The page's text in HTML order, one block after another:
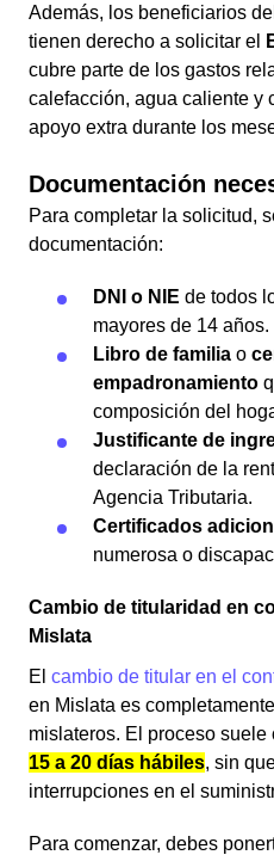
Además, los beneficiarios
tienen derecho a solicitar el
cubre parte de los gastos
calefacción, agua caliente y
apoyo extra durante los
Documentación
Para completar la solicitud,
documentación:
DNI o NIE de todos
mayores de 14 años.
Libro de familia o
empadronamiento
composición del
Justificante de
declaración de la
Agencia Tributaria.
Certificados
numerosa o
Cambio de titularidad en
Mislata
El cambio de titular en el
en Mislata es
mislateros. El proceso
15 a 20 días hábiles, sin
interrupciones en el
Para comenzar, debes